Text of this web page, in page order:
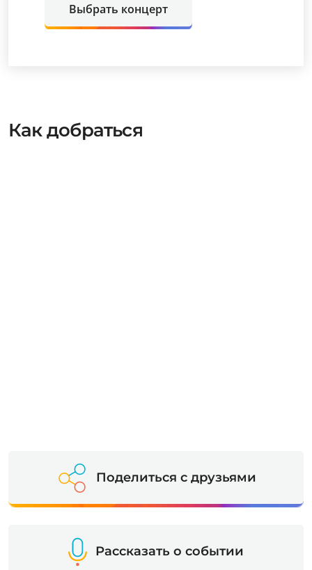
Выбрать концерт
Как добраться
Поделиться с друзьями
Рассказать о событии